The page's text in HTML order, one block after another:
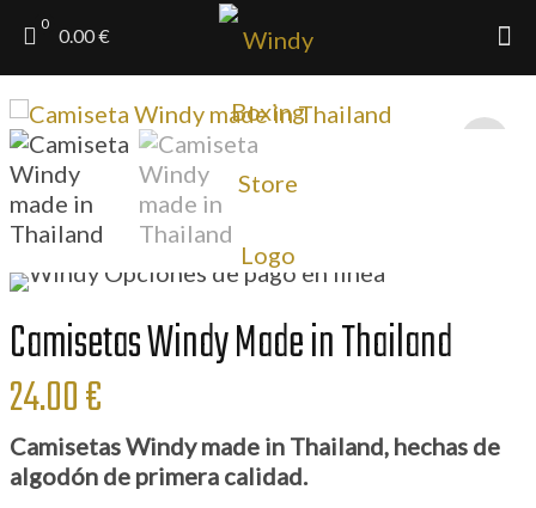
0
0.00 €
Camisetas Windy Made in Thailand
24.00€
Camisetas Windy made in Thailand, hechas de
algodón de primera calidad.